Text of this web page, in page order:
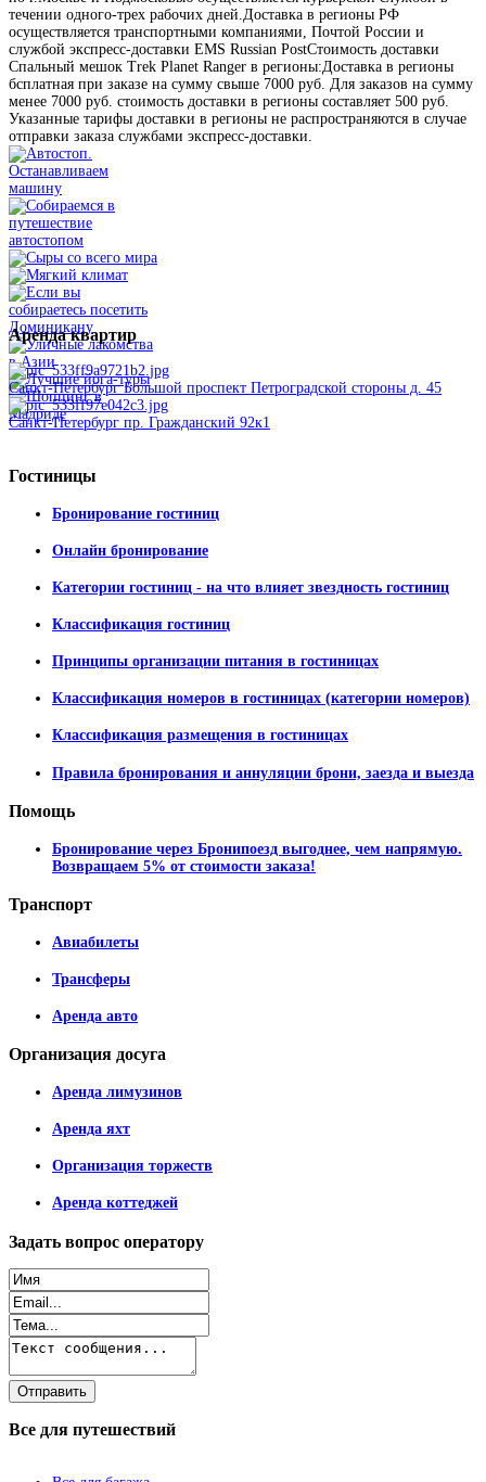
течении одного-трех рабочих дней.Доставка в регионы РФ
осуществляется транспортными компаниями, Почтой России и
службой экспресс-доставки EMS Russian PostСтоимость доставки
Спальный мешок Trek Planet Ranger в регионы:Доставка в регионы
бсплатная при заказе на сумму свыше 7000 руб. Для заказов на сумму
менее 7000 руб. стоимость доставки в регионы составляет 500 руб.
Указанные тарифы доставки в регионы не распространяются в случае
отправки заказа службами экспресс-доставки.
Арендаквартир
Санкт-Петербург Большой проспект Петроградской стороны д. 45
Санкт-Петербург пр. Гражданский 92к1
Гостиницы
Бронирование гостиниц
Онлайн бронирование
Категории гостиниц - на что влияет звездность гостиниц
Классификация гостиниц
Принципы организации питания в гостиницах
Классификация номеров в гостиницах (категории номеров)
Классификация размещения в гостиницах
Правила бронирования и аннуляции брони, заезда и выезда
Помощь
Бронирование через Бронипоезд выгоднее, чем напрямую.
Возвращаем 5% от стоимости заказа!
Транспорт
Авиабилеты
Трансферы
Аренда авто
Организация досуга
Аренда лимузинов
Аренда яхт
Организация торжеств
Аренда коттеджей
Задать вопрос оператору
Все для путешествий